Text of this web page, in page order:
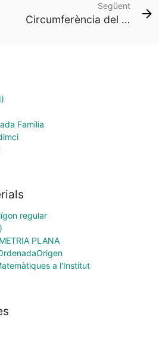
Següent
Circumferència del taxista
Familia
regular
PLANA
a l'Institut